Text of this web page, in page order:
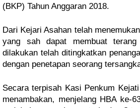
(BKP) Tahun Anggaran 2018.
Dari Kejari Asahan telah
yang sah dapat membuat
dilakukan telah ditingkatkan
dengan penetapan seorang
Secara terpisah Kasi Penkum
menambakan, menjelang HBA ke-